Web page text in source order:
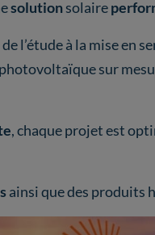
solutionsolaire
de l’étude à la mise en
sur
, chaque projet est
ainsi que des produits